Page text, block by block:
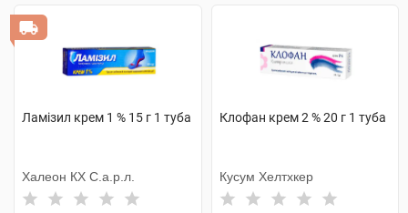
Ламізил крем 1 % 15 г 1 туба
Халеон КХ С.а.р.л.
Клофан крем 2 % 20 г 1 туба
Кусум Хелтхкер